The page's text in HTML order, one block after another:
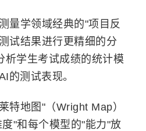
量学领域经典的"项目反
试结果进行更精细的分
析学生考试成绩的统计模
的测试表现。
特地图"（Wright Map）
"和每个模型的"能力"放